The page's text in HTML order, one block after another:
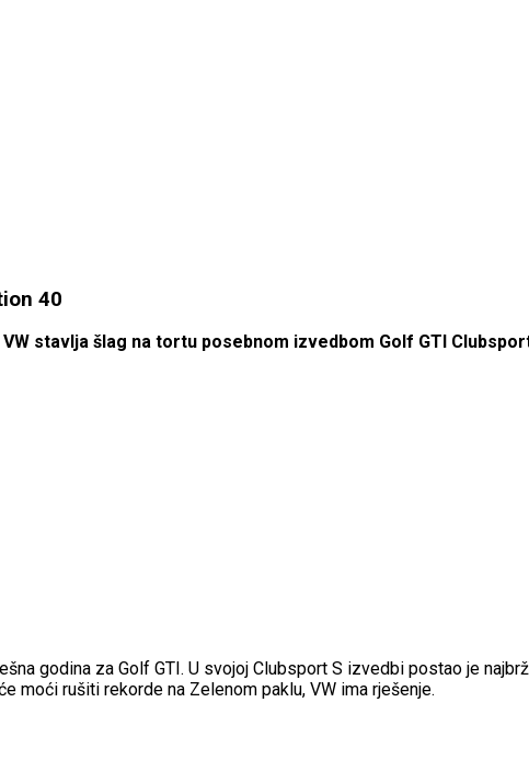
40
stavlja šlag na tortu posebnom izvedbom Golf GTI
godina za Golf GTI. U svojoj Clubsport S izvedbi postao je
moći rušiti rekorde na Zelenom paklu, VW ima rješenje.